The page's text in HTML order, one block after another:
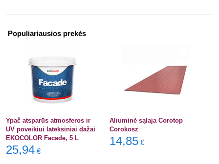
Populiariausios prekės
Ypač atsparūs atmosferos ir
UV poveikiui lateksiniai dažai
EKOCOLOR Facade, 5 L
25,94 €
Aliuminė sąlaja Corotop
Corokosz
14,85 €